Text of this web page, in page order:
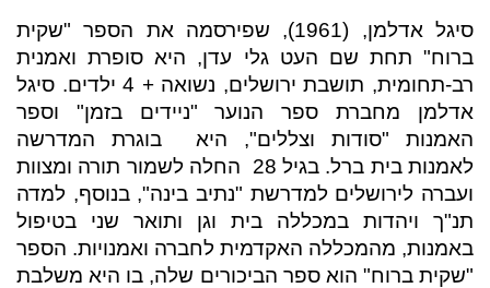
סיגל אדלמן, (1961), שפירסמה את הספר "שקית
ברוח" תחת שם העט גלי עדן, היא סופרת ואמנית
רב-תחומית, תושבת ירושלים, נשואה + 4 ילדים. סיגל
אדלמן מחברת ספר הנוער "ניידים בזמן" וספר
האמנות "סודות וצללים", היא
בוגרת המדרשה
לאמנות בית ברל. בגיל 28
החלה לשמור תורה ומצוות
ועברה לירושלים למדרשת "נתיב בינה", בנוסף, למדה
תנ"ך ויהדות במכללה בית וגן ותואר שני בטיפול
באמנות, מהמכללה האקדמית לחברה ואמנויות. הספר
"שקית ברוח" הוא ספר הביכורים שלה, בו היא משלבת